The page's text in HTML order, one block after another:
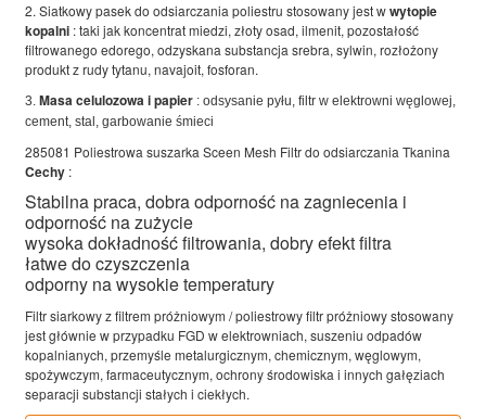
2. Siatkowy pasek do odsiarczania poliestru stosowany jest wwytopie
kopalni : taki jak koncentrat miedzi, złoty osad, ilmenit, pozostałość
filtrowanego edorego, odzyskana substancja srebra, sylwin, rozłożony
produkt z rudy tytanu, navajoit, fosforan.
3. Masa celulozowa i papier : odsysanie pyłu, filtr w elektrowni węglowej,
cement, stal, garbowanie śmieci
285081 Poliestrowa suszarka Sceen Mesh Filtr do odsiarczania Tkanina
Cechy :
Stabilna praca, dobra odporność na zagniecenia i
odporność na zużycie
wysoka dokładność filtrowania, dobry efekt filtra
łatwe do czyszczenia
odporny na wysokie temperatury
Filtr siarkowy z filtrem próżniowym / poliestrowy filtr próżniowy stosowany
jest głównie w przypadku FGD w elektrowniach, suszeniu odpadów
kopalnianych, przemyśle metalurgicznym, chemicznym, węglowym,
spożywczym, farmaceutycznym, ochrony środowiska i innych gałęziach
separacji substancji stałych i ciekłych.